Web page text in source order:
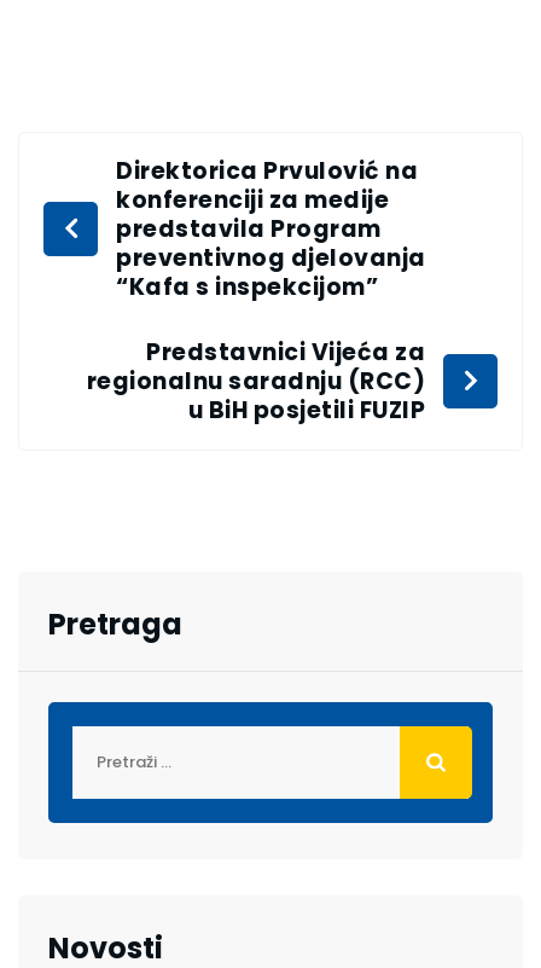
Direktorica Prvulović na
konferenciji za medije
predstavila Program
preventivnog djelovanja
“Kafa s inspekcijom”
Predstavnici Vijeća za
regionalnu saradnju (RCC)
u BiH posjetili FUZIP
Pretraga
Novosti